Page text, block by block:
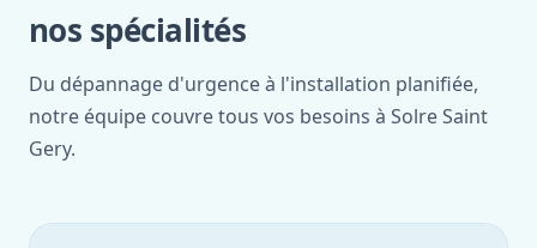
nos spécialités
Du dépannage d'urgence à l'installation planifiée,
notre équipe couvre tous vos besoins à Solre Saint
Gery.